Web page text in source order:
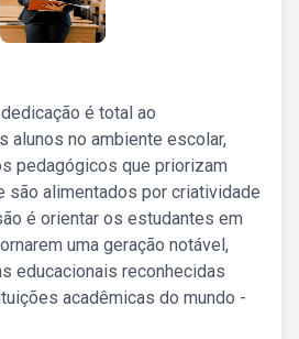
é total ao
alunos no ambiente escolar,
pedagógicos que priorizam
são alimentados por criatividade
é orientar os estudantes em
uma geração notável,
educacionais reconhecidas
acadêmicas do mundo -